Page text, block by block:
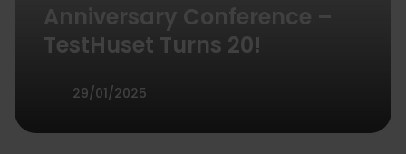
Anniversary Conference –
TestHuset Turns 20!
29/01/2025